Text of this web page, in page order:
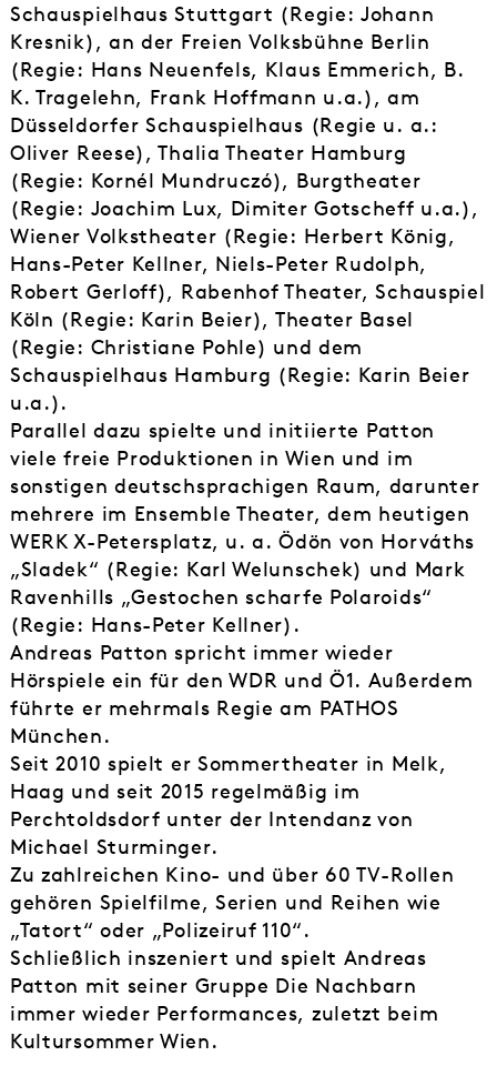
Schauspielhaus Stuttgart (Regie: Johann
Kresnik), an der Freien Volksbühne Berlin
(Regie: Hans Neuenfels, Klaus Emmerich, B.
K. Tragelehn, Frank Hoffmann u.a.), am
Düsseldorfer Schauspielhaus (Regie u. a.:
Oliver Reese), Thalia Theater Hamburg
(Regie: Kornél Mundruczó), Burgtheater
(Regie: Joachim Lux, Dimiter Gotscheff u.a.),
Wiener Volkstheater (Regie: Herbert König,
Hans-Peter Kellner, Niels-Peter Rudolph,
Robert Gerloff), Rabenhof Theater, Schauspiel
Köln (Regie: Karin Beier), Theater Basel
(Regie: Christiane Pohle) und dem
Schauspielhaus Hamburg (Regie: Karin Beier
u.a.).
Parallel dazu spielte und initiierte Patton
viele freie Produktionen in Wien und im
sonstigen deutschsprachigen Raum, darunter
mehrere im Ensemble Theater, dem heutigen
WERK X-Petersplatz, u. a. Ödön von Horváths
„Sladek“ (Regie: Karl Welunschek) und Mark
Ravenhills „Gestochen scharfe Polaroids“
(Regie: Hans-Peter Kellner).
Andreas Patton spricht immer wieder
Hörspiele ein für den WDR und Ö1. Außerdem
führte er mehrmals Regie am PATHOS
München.
Seit 2010 spielt er Sommertheater in Melk,
Haag und seit 2015 regelmäßig im
Perchtoldsdorf unter der Intendanz von
Michael Sturminger.
Zu zahlreichen Kino- und über 60 TV-Rollen
gehören Spielfilme, Serien und Reihen wie
„Tatort“ oder „Polizeiruf 110“.
Schließlich inszeniert und spielt Andreas
Patton mit seiner Gruppe Die Nachbarn
immer wieder Performances, zuletzt beim
Kultursommer Wien.